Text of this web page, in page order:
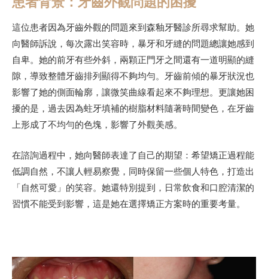
這位患者因為牙齒外觀的問題來到森釉牙醫診所尋求幫助。她
向醫師訴說，每次露出笑容時，暴牙和牙縫的問題總讓她感到
自卑。她的前牙有些外斜，兩顆正門牙之間還有一道明顯的縫
隙，導致整體牙齒排列顯得不夠均勻。牙齒前傾的暴牙狀況也
影響了她的側面輪廓，讓微笑曲線看起來不夠理想。更讓她困
擾的是，過去因為蛀牙填補的樹脂材料隨著時間變色，在牙齒
上形成了不均勻的色塊，影響了外觀美感。
在諮詢過程中，她向醫師表達了自己的期望：希望矯正過程能
低調自然，不讓人輕易察覺，同時保留一些個人特色，打造出
「自然可愛」的笑容。她還特別提到，日常飲食和口腔清潔的
習慣不能受到影響，這是她在選擇矯正方案時的重要考量。